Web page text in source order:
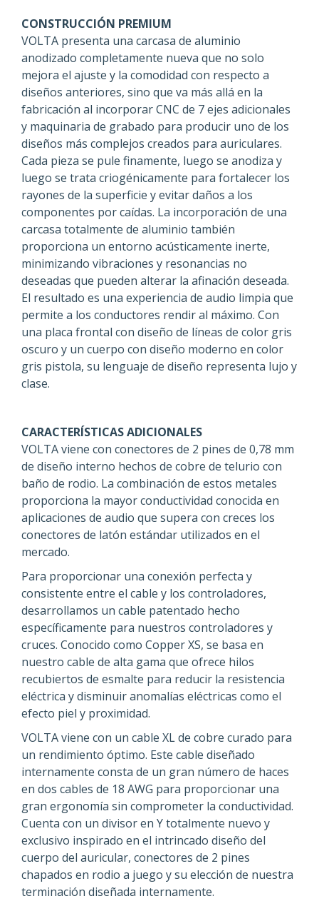
CONSTRUCCIÓN PREMIUM
VOLTA presenta una carcasa de aluminio
anodizado completamente nueva que no solo
mejora el ajuste y la comodidad con respecto a
diseños anteriores, sino que va más allá en la
fabricación al incorporar CNC de 7 ejes adicionales
y maquinaria de grabado para producir uno de los
diseños más complejos creados para auriculares.
Cada pieza se pule finamente, luego se anodiza y
luego se trata criogénicamente para fortalecer los
rayones de la superficie y evitar daños a los
componentes por caídas. La incorporación de una
carcasa totalmente de aluminio también
proporciona un entorno acústicamente inerte,
minimizando vibraciones y resonancias no
deseadas que pueden alterar la afinación deseada.
El resultado es una experiencia de audio limpia que
permite a los conductores rendir al máximo. Con
una placa frontal con diseño de líneas de color gris
oscuro y un cuerpo con diseño moderno en color
gris pistola, su lenguaje de diseño representa lujo y
clase.
CARACTERÍSTICAS ADICIONALES
VOLTA viene con conectores de 2 pines de 0,78 mm
de diseño interno hechos de cobre de telurio con
baño de rodio. La combinación de estos metales
proporciona la mayor conductividad conocida en
aplicaciones de audio que supera con creces los
conectores de latón estándar utilizados en el
mercado.
Para proporcionar una conexión perfecta y
consistente entre el cable y los controladores,
desarrollamos un cable patentado hecho
específicamente para nuestros controladores y
cruces. Conocido como Copper XS, se basa en
nuestro cable de alta gama que ofrece hilos
recubiertos de esmalte para reducir la resistencia
eléctrica y disminuir anomalías eléctricas como el
efecto piel y proximidad.
VOLTA viene con un cable XL de cobre curado para
un rendimiento óptimo. Este cable diseñado
internamente consta de un gran número de haces
en dos cables de 18 AWG para proporcionar una
gran ergonomía sin comprometer la conductividad.
Cuenta con un divisor en Y totalmente nuevo y
exclusivo inspirado en el intrincado diseño del
cuerpo del auricular, conectores de 2 pines
chapados en rodio a juego y su elección de nuestra
terminación diseñada internamente.